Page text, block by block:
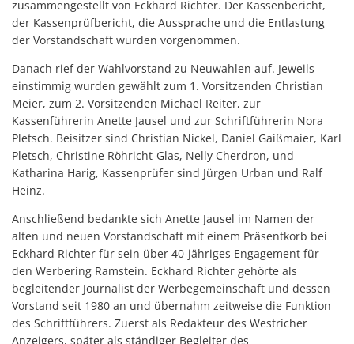
zusammengestellt von Eckhard Richter. Der Kassenbericht,
der Kassenprüfbericht, die Aussprache und die Entlastung
der Vorstandschaft wurden vorgenommen.
Danach rief der Wahlvorstand zu Neuwahlen auf. Jeweils
einstimmig wurden gewählt zum 1. Vorsitzenden Christian
Meier, zum 2. Vorsitzenden Michael Reiter, zur
Kassenführerin Anette Jausel und zur Schriftführerin Nora
Pletsch. Beisitzer sind Christian Nickel, Daniel Gaißmaier, Karl
Pletsch, Christine Röhricht-Glas, Nelly Cherdron, und
Katharina Harig, Kassenprüfer sind Jürgen Urban und Ralf
Heinz.
Anschließend bedankte sich Anette Jausel im Namen der
alten und neuen Vorstandschaft mit einem Präsentkorb bei
Eckhard Richter für sein über 40-jähriges Engagement für
den Werbering Ramstein. Eckhard Richter gehörte als
begleitender Journalist der Werbegemeinschaft und dessen
Vorstand seit 1980 an und übernahm zeitweise die Funktion
des Schriftführers. Zuerst als Redakteur des Westricher
Anzeigers, später als ständiger Begleiter des